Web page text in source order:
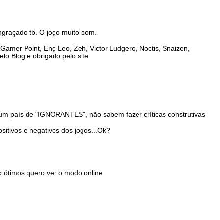
tb. O jogo muito bom.
Point, Eng Leo, Zeh, Victor Ludgero, Noctis, Snaizen,
Blog e obrigado pelo site.
país de "IGNORANTES", não sabem fazer críticas construtivas
e negativos dos jogos...Ok?
ótimos quero ver o modo online